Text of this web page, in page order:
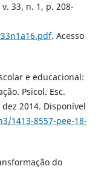
33, n. 1, p. 208-
. Acesso
e educacional:
Psicol. Esc.
2014. Disponível
1413-8557-pee-18-
do